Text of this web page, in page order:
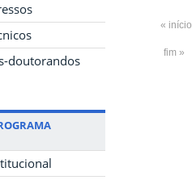
doutorandos
« início
fim »